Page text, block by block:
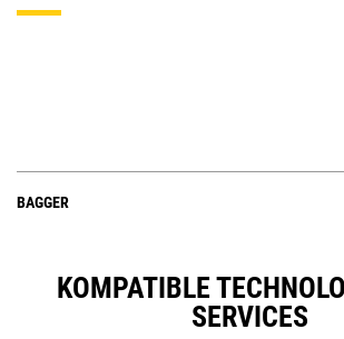
BAGGER
KOMPATIBLE
SERVICES